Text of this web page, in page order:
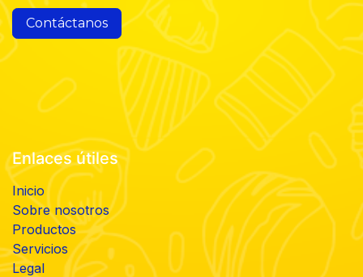
Contáctanos
Enlaces útiles
Inicio
Sobre nosotros
Productos
Servicios
Legal